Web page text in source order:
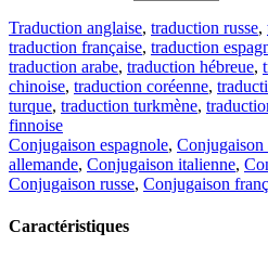
Traduction anglaise, traduction russe,
traduction française, traduction
traduction arabe, traduction hébreue,
chinoise, traduction coréenne,
turque, traduction turkmène,
finnoise
Conjugaison espagnole, Conjugaison
allemande, Conjugaison italienne,
Conjugaison russe, Conjugaison
Caractéristiques